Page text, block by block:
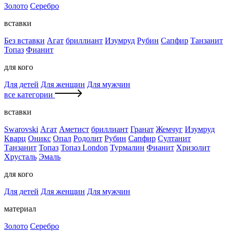
Золото Серебро
вставки
Без вставки Агат бриллиант Изумруд Рубин Сапфир Танзанит
Топаз Фианит
для кого
Для детей Для женщин Для мужчин
все категории
вставки
Swarovski Агат Аметист бриллиант Гранат Жемчуг Изумруд
Кварц Оникс Опал Родолит Рубин Сапфир Султанит
Танзанит Топаз Топаз London Турмалин Фианит Хризолит
Хрусталь Эмаль
для кого
Для детей Для женщин Для мужчин
материал
Золото Серебро